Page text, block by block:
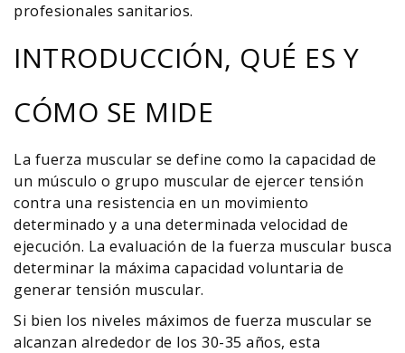
profesionales sanitarios.
INTRODUCCIÓN, QUÉ ES Y
CÓMO SE MIDE
La fuerza muscular se define como la capacidad de
un músculo o grupo muscular de ejercer tensión
contra una resistencia en un movimiento
determinado y a una determinada velocidad de
ejecución. La evaluación de la fuerza muscular busca
determinar la máxima capacidad voluntaria de
generar tensión muscular.
Si bien los niveles máximos de fuerza muscular se
alcanzan alrededor de los 30-35 años, esta